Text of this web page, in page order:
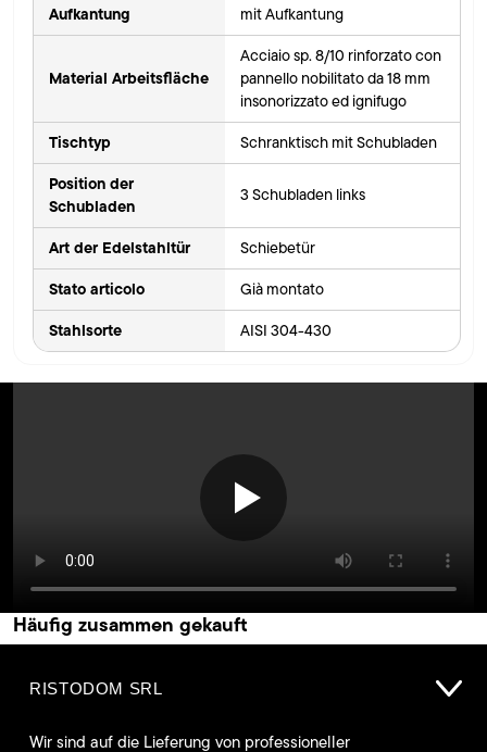
Aufkantung mit Aufkantung
Material Arbeitsfläche
Acciaio sp. 8/10 rinforzato con
pannello nobilitato da 18 mm
insonorizzato ed ignifugo
Tischtyp Schranktisch mit Schubladen
Position der
Schubladen
3 Schubladen links
Art der Edelstahltür Schiebetür
Stato articolo Già montato
Stahlsorte AISI 304-430
Häufig zusammen gekauft
RISTODOM SRL
Wir sind auf die Lieferung von professioneller